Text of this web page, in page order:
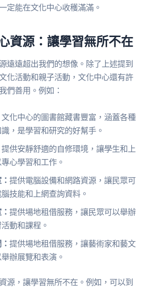
定能在文化中心收穫滿滿。
資源：讓學習無所不在
遠遠超出我們的想像。除了上述提到
化活動和親子活動，文化中心還有許
們善用。例如：
文化中心的圖書館藏書豐富，涵蓋各種
，是學習和研究的好幫手。
提供安靜舒適的自修環境，讓學生和上
心學習和工作。
提供電腦設備和網路資源，讓民眾可
技能和上網查詢資料。
提供場地租借服務，讓民眾可以舉辦
動和課程。
提供場地租借服務，讓藝術家和藝文
辦展覽和表演。
源，讓學習無所不在。例如，可以到